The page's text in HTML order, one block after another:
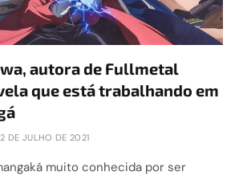
autora de Fullmetal
que está trabalhando em
DE JULHO DE 2021
muito conhecida por ser